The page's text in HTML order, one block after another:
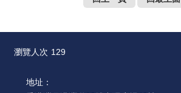
瀏覽人次 129
地址：